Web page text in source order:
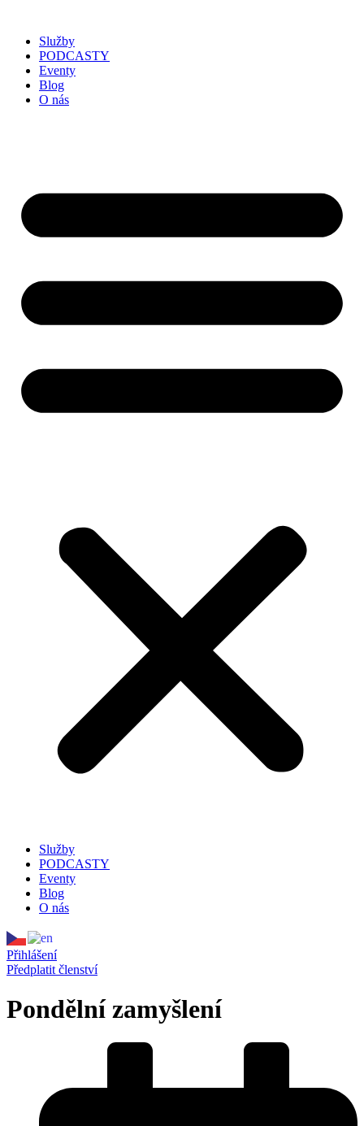
Služby
PODCASTY
Eventy
Blog
O nás
Služby
PODCASTY
Eventy
Blog
O nás
Přihlášení
Předplatit členství
Pondělní zamyšlení